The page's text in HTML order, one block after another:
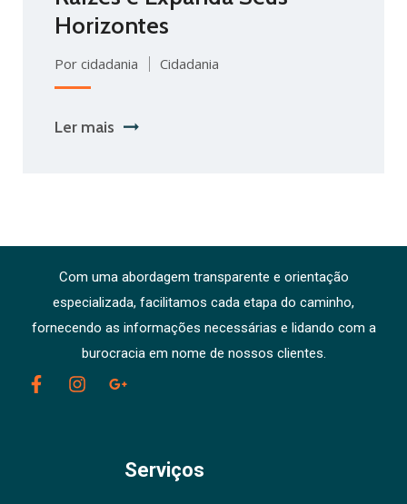
Horizontes
Por cidadania Cidadania
Ler mais
Com uma abordagem transparente e orientação
especializada, facilitamos cada etapa do caminho,
fornecendo as informações necessárias e lidando com a
burocracia em nome de nossos clientes.
Serviços